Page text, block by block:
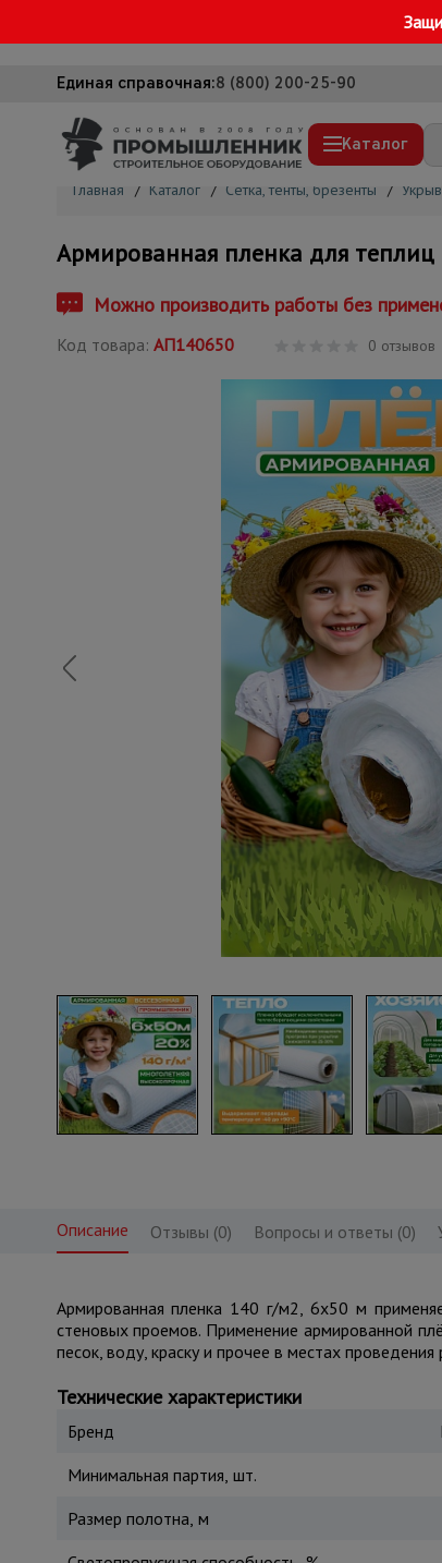
Единая справочная:8 (800) 200-25-90
Каталог
Вышки-туры
Подмости строительные
Сетка, тенты, брезенты
Грузоподъемное
Мусоропровод
Фанера ламинированная
Опалубка
Вибротехника для
Оборудование для работы
Оборудование для
Техника для склада
Тачки строительные и
Лестницы и стремянки
Штукатурные комплекты
Сварочные аппараты
Тепловые пушки
Металл и
Главная / Каталог / Сетка, тенты, брезенты /
Армированная пленка для
Можно производить работы без
Код товара: АП140650 0 отзывов
Описание Отзывы (0) Вопросы и ответы (0)
Армированная пленка 140 г/м2, 6х50 м
стеновых проемов. Применение армированной
песок, воду, краску и прочее в местах
Технические характеристики
Бренд
Минимальная партия, шт.
Размер полотна, м